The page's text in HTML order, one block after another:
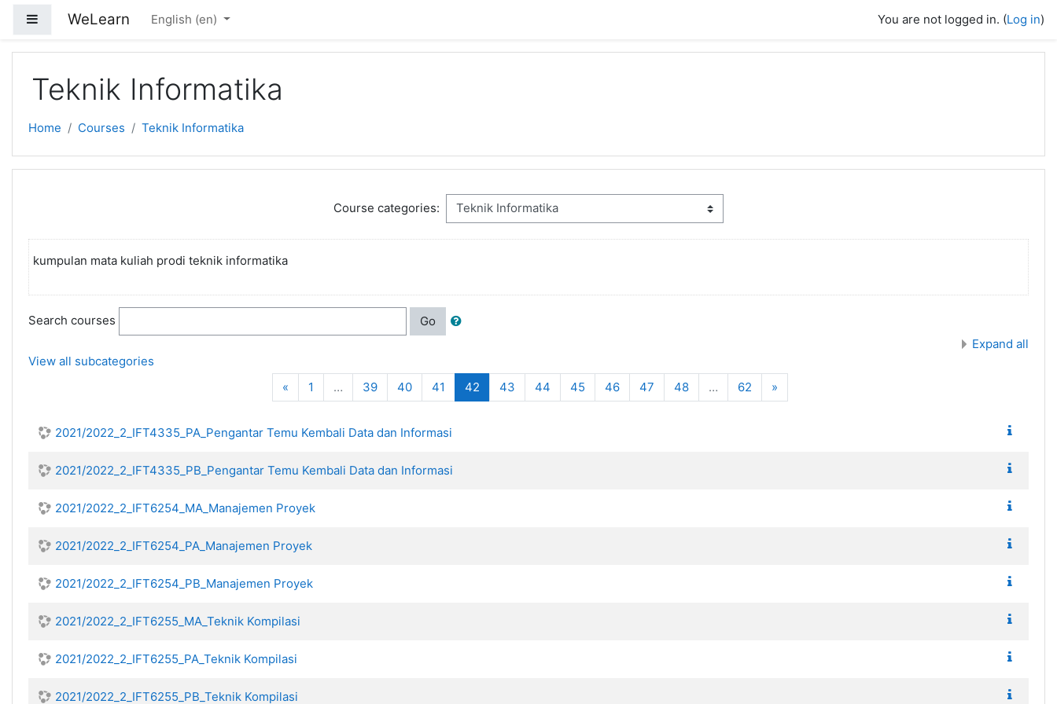
Side panelWeLearn English ‎(en)‎ You are not logged in. (Log in)
Teknik Informatika
Home Courses Teknik Informatika
Course categories:
kumpulan mata kuliah prodi teknik informatika
Search courses
Go
Expand all
View all subcategories
«Previous
1 … 39 40 41 42(current)
43 44 45 46 47 48 … 62 »Next
2021/2022_2_IFT4335_PA_Pengantar Temu Kembali Data dan Informasi
2021/2022_2_IFT4335_PB_Pengantar Temu Kembali Data dan Informasi
2021/2022_2_IFT6254_MA_Manajemen Proyek
2021/2022_2_IFT6254_PA_Manajemen Proyek
2021/2022_2_IFT6254_PB_Manajemen Proyek
2021/2022_2_IFT6255_MA_Teknik Kompilasi
2021/2022_2_IFT6255_PA_Teknik Kompilasi
2021/2022_2_IFT6255_PB_Teknik Kompilasi